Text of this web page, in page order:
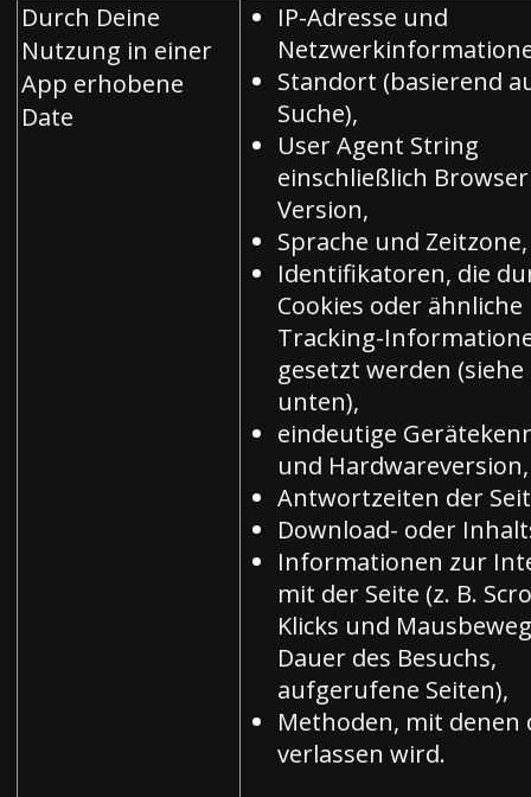
Durch Deine
Nutzung in einer
App erhobene
Date
IP-Adresse und
Standort (basierend
Suche),
User Agent String
einschließlich
Version,
Sprache und Zeitzone,
Identifikatoren, die
Cookies oder ähnliche
Tracking-
gesetzt werden
unten),
eindeutige
und Hardwareversion,
Antwortzeiten der
Download- oder
Informationen zur
mit der Seite (z. B.
Klicks und
Dauer des Besuchs,
aufgerufene Seiten),
Methoden, mit denen
verlassen wird.